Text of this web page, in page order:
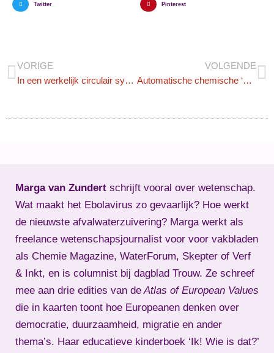
Twitter Pinterest
VORIGE
In een werkelijk circulair systeem is er geen afvalwater
VOLGENDE
Automatische chemische ‘vingerafdruk’ van drugs moet recherche helpen
Marga van Zundert schrijft vooral over wetenschap.
Wat maakt het Ebolavirus zo gevaarlijk? Hoe werkt
de nieuwste afvalwaterzuivering? Marga werkt als
freelance wetenschapsjournalist voor voor vakbladen
als Chemie Magazine, WaterForum, Skepter of Verf
& Inkt, en is columnist bij dagblad Trouw. Ze schreef
mee aan drie edities van de Atlas of European Values
die in kaarten toont hoe Europeanen denken over
democratie, duurzaamheid, migratie en ander
thema’s. Haar educatieve kinderboek ‘Ik! Wie is dat?’